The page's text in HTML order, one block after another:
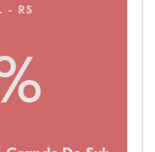
- RS